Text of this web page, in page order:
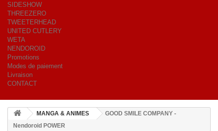
SIDESHOW
THREEZERO
TWEETERHEAD
UNITED CUTLERY
WETA
NENDOROID
Promotions
Modes de paiement
Livraison
CONTACT
MANGA & ANIMES
GOOD SMILE COMPANY -
Nendoroid POWER